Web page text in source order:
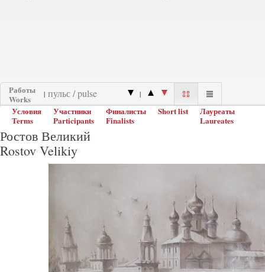
Работы
Works
| |
Условия
Terms
Участники
Participants
Финалисты
Finalists
Short list
Лауреаты
Laureates
Ростов Великий
Rostov Velikiy